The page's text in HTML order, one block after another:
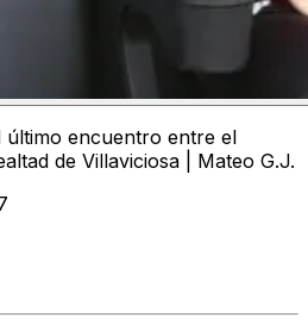
encuentro entre el
de Villaviciosa | Mateo G.J.